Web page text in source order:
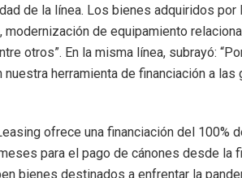
de la línea. Los bienes adquiridos
de equipamiento
otros”. En la misma línea, subrayó:
nuestra herramienta de financiación a
ofrece una financiación del 100%
para el pago de cánones desde la
bienes destinados a enfrentar la